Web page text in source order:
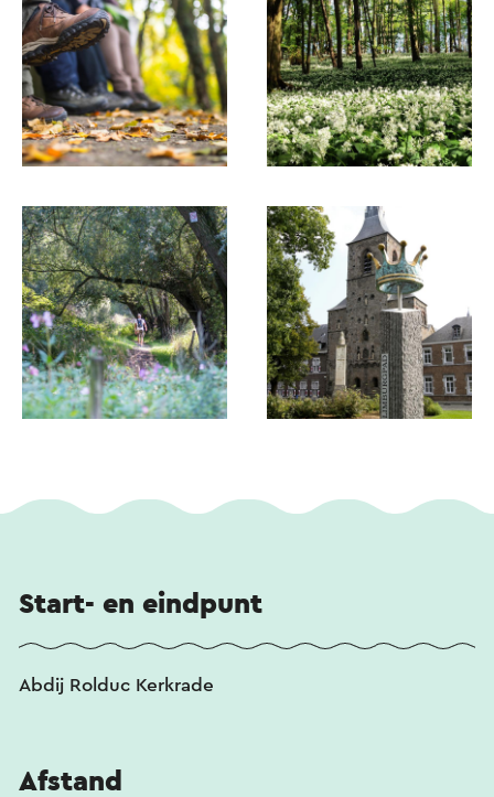
Start- en eindpunt
Abdij Rolduc Kerkrade
Afstand